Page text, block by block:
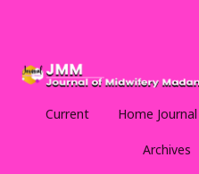
Current Home
Archives